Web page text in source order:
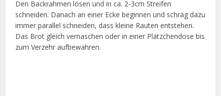
Den Backrahmen lösen und in ca. 2-3cm Streifen
schneiden. Danach an einer Ecke beginnen und schräg dazu
immer parallel schneiden, dass kleine Rauten entstehen.
Das Brot gleich vernaschen oder in einer Plätzchendose bis
zum Verzehr aufbewahren.